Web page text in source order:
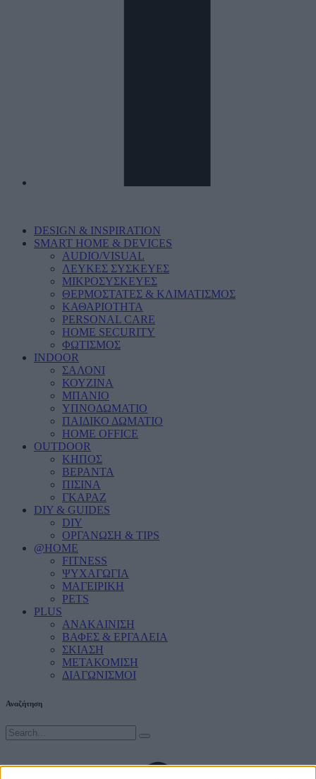
DESIGN & INSPIRATION
SMART HOME & DEVICES
AUDIO/VISUAL
ΛΕΥΚΕΣ ΣΥΣΚΕΥΕΣ
ΜΙΚΡΟΣΥΣΚΕΥΕΣ
ΘΕΡΜΟΣΤΑΤΕΣ & ΚΛΙΜΑΤΙΣΜΟΣ
ΚΑΘΑΡΙΟΤΗΤΑ
PERSONAL CARE
HOME SECURITY
ΦΩΤΙΣΜΟΣ
INDOOR
ΣΑΛΟΝΙ
ΚΟΥΖΙΝΑ
ΜΠΑΝΙΟ
ΥΠΝΟΔΩΜΑΤΙΟ
ΠΑΙΔΙΚΟ ΔΩΜΑΤΙΟ
HOME OFFICE
OUTDOOR
ΚΗΠΟΣ
ΒΕΡΑΝΤΑ
ΠΙΣΙΝΑ
ΓΚΑΡΑΖ
DIY & GUIDES
DIY
ΟΡΓΑΝΩΣΗ & TIPS
@HOME
FITNESS
ΨΥΧΑΓΩΓΙΑ
ΜΑΓΕΙΡΙΚΗ
PETS
PLUS
ΑΝΑΚΑΙΝΙΣΗ
ΒΑΦΕΣ & ΕΡΓΑΛΕΙΑ
ΣΚΙΑΣΗ
ΜΕΤΑΚΟΜΙΣΗ
ΔΙΑΓΩΝΙΣΜΟΙ
Αναζήτηση